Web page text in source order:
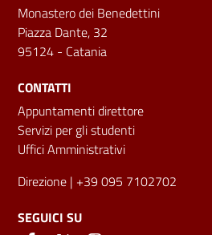
Monastero dei Benedettini
Piazza Dante, 32
95124 - Catania
CONTATTI
Appuntamenti direttore
Servizi per gli studenti
Uffici Amministrativi
Direzione | +39 095 7102702
SEGUICI SU